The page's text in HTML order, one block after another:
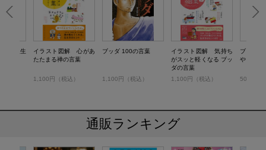
の人生
イラスト図解 心があ
たたまる禅の言葉
1,100円（税込）
ブッダ 100の言葉
1,100円（税込）
イラスト図解 気持ち
がスッと軽くなる ブッ
ダの言葉
1,100円（税込）
ブッダ
やさしさ
503円（
通販ランキング